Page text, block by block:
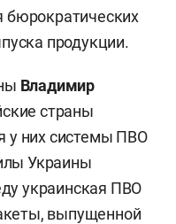
бюрократических
продукции.
Владимир
страны
у них системы ПВО
Украины
украинская ПВО
выпущенной